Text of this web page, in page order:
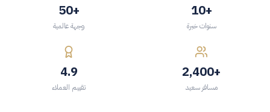
+10
سنوات خبرة
+50
وجهة عالمية
+2,400
مسافر سعيد
4.9
تقييم العملاء